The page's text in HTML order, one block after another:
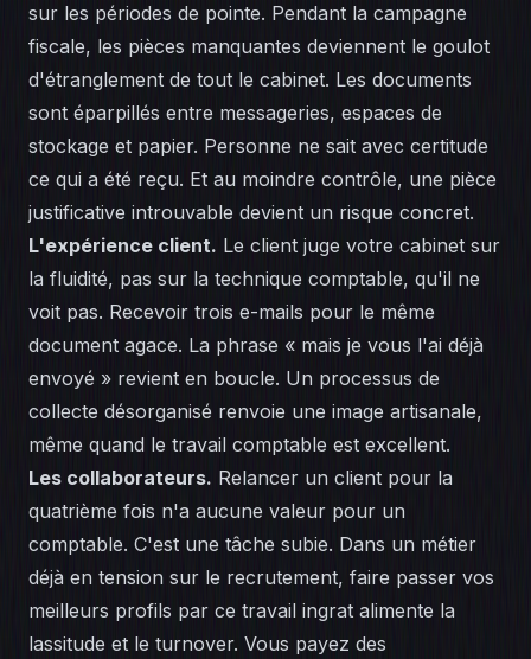
sur les périodes de pointe. Pendant la campagne
fiscale, les pièces manquantes deviennent le goulot
d'étranglement de tout le cabinet. Les documents
sont éparpillés entre messageries, espaces de
stockage et papier. Personne ne sait avec certitude
ce qui a été reçu. Et au moindre contrôle, une pièce
justificative introuvable devient un risque concret.
L'expérience client. Le client juge votre cabinet sur
la fluidité, pas sur la technique comptable, qu'il ne
voit pas. Recevoir trois e-mails pour le même
document agace. La phrase « mais je vous l'ai déjà
envoyé » revient en boucle. Un processus de
collecte désorganisé renvoie une image artisanale,
même quand le travail comptable est excellent.
Les collaborateurs. Relancer un client pour la
quatrième fois n'a aucune valeur pour un
comptable. C'est une tâche subie. Dans un métier
déjà en tension sur le recrutement, faire passer vos
meilleurs profils par ce travail ingrat alimente la
lassitude et le turnover. Vous payez des